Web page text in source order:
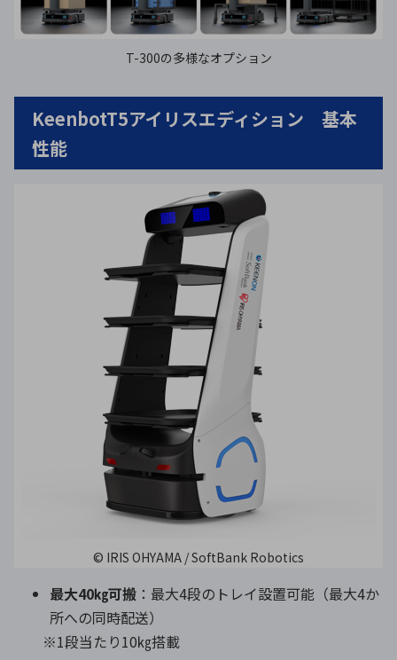
T-300の多様なオプション
KeenbotT5アイリスエディション 基本
性能
© IRIS OHYAMA / SoftBank Robotics
最大40㎏可搬 ：最大4段のトレイ設置可能（最大4か
所への同時配送）
※1段当たり10㎏搭載